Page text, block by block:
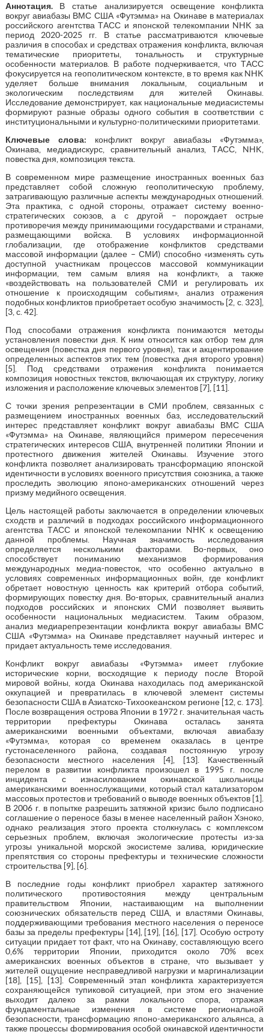
Аннотация. В статье анализируется освещение конфликта
вокруг авиабазы ВМС США «Футэмма» на Окинаве в материалах
российского агентства ТАСС и японской телекомпании NHK за
период 2020-2025 гг. В статье рассматриваются ключевые
различия в способах и средствах отражения конфликта, включая
тематические приоритеты, тональность и структурные
особенности материалов. В работе подчеркивается, что ТАСС
фокусируется на геополитическом контексте, в то время как NHK
уделяет больше внимания локальным, социальным и
экологическим последствиям для жителей Окинавы.
Исследование демонстрирует, как национальные медиасистемы
формируют разные образы одного события в соответствии с
институциональными и культурно-политическими приоритетами.
Ключевые слова: конфликт вокруг авиабазы «Футэмма»,
Окинава, медиадискурс, сравнительный анализ, ТАСС, NHK,
повестка дня, композиция текста.
В современном мире размещение иностранных военных баз
представляет собой сложную геополитическую проблему,
затрагивающую различные аспекты международных отношений.
Эта практика, с одной стороны, отражает систему военно-
стратегических союзов, а с другой – порождает острые
противоречия между принимающими государствами и странами,
размещающими войска. В условиях информационной
глобализации, где отображение конфликтов средствами
массовой информации (далее – СМИ) способно «изменять суть
доступной участникам процессов массовой коммуникации
информации, тем самым влияя на конфликт», а также
«воздействовать на пользователей СМИ и регулировать их
отношение к происходящим событиям», анализ отражения
подобных конфликтов приобретает особую значимость [2, с. 323],
[3, с. 42].
Под способами отражения конфликта понимаются методы
установления повестки дня. К ним относится как отбор тем для
освещения (повестка дня первого уровня), так и акцентирование
определенных аспектов этих тем (повестка дня второго уровня)
[5]. Под средствами отражения конфликта понимается
композиция новостных текстов, включающая их структуру, логику
изложения и расположение ключевых элементов [7], [11].
С точки зрения репрезентации в СМИ проблем, связанных с
размещением иностранных военных баз, исследовательский
интерес представляет конфликт вокруг авиабазы ВМС США
«Футэмма» на Окинаве, являющийся примером пересечения
стратегических интересов США, внутренней политики Японии и
протестного движения жителей Окинавы. Изучение этого
конфликта позволяет анализировать трансформацию японской
идентичности в условиях военного присутствия союзника, а также
проследить эволюцию японо-американских отношений через
призму медийного освещения.
Цель настоящей работы заключается в определении ключевых
сходств и различий в подходах российского информационного
агентства ТАСС и японской телекомпании NHK к освещению
данной проблемы. Научная значимость исследования
определяется несколькими факторами. Во-первых, оно
способствует пониманию механизмов формирования
международных медиа-повесток, что особенно актуально в
условиях современных информационных войн, где конфликт
обретает новостную ценность как критерий отбора событий,
формирующих повестку дня. Во-вторых, сравнительный анализ
подходов российских и японских СМИ позволяет выявить
особенности национальных медиасистем. Таким образом,
анализ медиарепрезентации конфликта вокруг авиабазы ВМС
США «Футэмма» на Окинаве представляет научный интерес и
придает актуальность теме исследования.
Конфликт вокруг авиабазы «Футэмма» имеет глубокие
исторические корни, восходящие к периоду после Второй
мировой войны, когда Окинава находилась под американской
оккупацией и превратилась в ключевой элемент системы
безопасности США в Азиатско-Тихоокеанском регионе [12, с. 173].
После возвращения острова Японии в 1972 г. значительная часть
территории префектуры Окинава осталась занята
американскими военными объектами, включая авиабазу
«Футэмма», которая со временем оказалась в центре
густонаселенного района, создавая постоянную угрозу
безопасности местного населения [4], [13]. Качественный
перелом в развитии конфликта произошел в 1995 г. после
инцидента с изнасилованием окинавской школьницы
американскими военнослужащими, который стал катализатором
массовых протестов и требований о выводе военных объектов [1].
В 2006 г. в попытке разрешить затяжной кризис было подписано
соглашение о переносе базы в менее населенный район Хэноко,
однако реализация этого проекта столкнулась с комплексом
серьезных проблем, включая экологические протесты из-за
угрозы уникальной морской экосистеме залива, юридические
препятствия со стороны префектуры и технические сложности
строительства [9], [6].
В последние годы конфликт приобрел характер затяжного
политического противостояния между центральным
правительством Японии, настаивающим на выполнении
союзнических обязательств перед США, и властями Окинавы,
поддерживающими требования местного населения о переносе
базы за пределы префектуры [14], [19], [16], [17]. Особую остроту
ситуации придает тот факт, что на Окинаву, составляющую всего
0,6% территории Японии, приходится около 70% всех
американских военных объектов в стране, что вызывает у
жителей ощущение несправедливой нагрузки и маргинализации
[18], [15], [13]. Современный этап конфликта характеризуется
сохраняющейся тупиковой ситуацией, при этом его значение
выходит далеко за рамки локального спора, отражая
фундаментальные изменения в системе региональной
безопасности, трансформацию японо-американского альянса, а
также процессы формирования особой окинавской идентичности